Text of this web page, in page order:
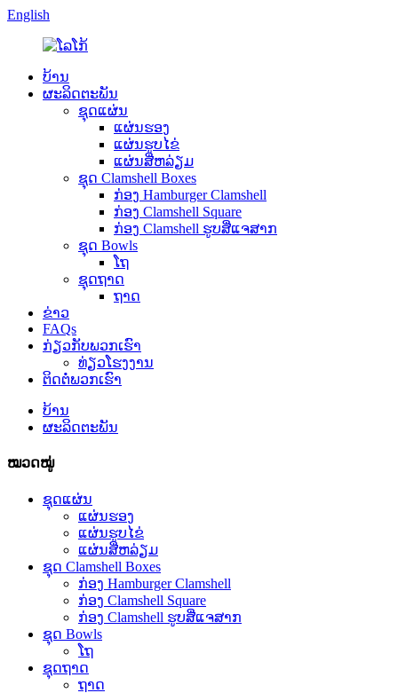
English
ບ້ານ
ຜະລິດຕະພັນ
ຊຸດແຜ່ນ
ແຜ່ນຮອງ
ແຜ່ນຮູບໄຂ່
ແຜ່ນສີ່ຫລ່ຽມ
ຊຸດ Clamshell Boxes
ກ່ອງ Hamburger Clamshell
ກ່ອງ Clamshell Square
ກ່ອງ Clamshell ຮູບສີ່ແຈສາກ
ຊຸດ Bowls
ໂຖ
ຊຸດຖາດ
ຖາດ
ຂ່າວ
FAQs
ກ່ຽວ​ກັບ​ພວກ​ເຮົາ
ທ່ຽວໂຮງງານ
ຕິດ​ຕໍ່​ພວກ​ເຮົາ
ບ້ານ
ຜະລິດຕະພັນ
ໝວດໝູ່
ຊຸດແຜ່ນ
ແຜ່ນຮອງ
ແຜ່ນຮູບໄຂ່
ແຜ່ນສີ່ຫລ່ຽມ
ຊຸດ Clamshell Boxes
ກ່ອງ Hamburger Clamshell
ກ່ອງ Clamshell Square
ກ່ອງ Clamshell ຮູບສີ່ແຈສາກ
ຊຸດ Bowls
ໂຖ
ຊຸດຖາດ
ຖາດ